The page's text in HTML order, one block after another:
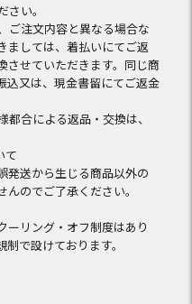
い。
ご注文内容と異なる場合な
ましては、着払いにてご返
させていただきます。同じ商
込又は、現金書留にてご返金
合による返品・交換は、
て
発送から生じる商品以外の
のでご了承ください。
リング・オフ制度はあり
で設けております。